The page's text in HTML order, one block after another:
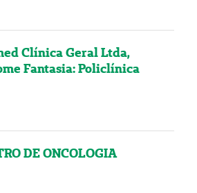
Clínica Geral Ltda,
Fantasia: Policlínica
DE ONCOLOGIA